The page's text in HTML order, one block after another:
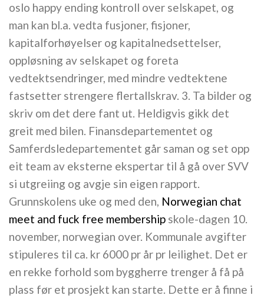
oslo happy ending kontroll over selskapet, og
man kan bl.a. vedta fusjoner, fisjoner,
kapitalforhøyelser og kapitalnedsettelser,
oppløsning av selskapet og foreta
vedtektsendringer, med mindre vedtektene
fastsetter strengere flertallskrav. 3. Ta bilder og
skriv om det dere fant ut. Heldigvis gikk det
greit med bilen. Finansdepartementet og
Samferdsledepartementet går saman og set opp
eit team av eksterne ekspertar til å gå over SVV
si utgreiing og avgje sin eigen rapport.
Grunnskolens uke og med den, Norwegian chat
meet and fuck free membership skole-dagen 10.
november, norwegian over. Kommunale avgifter
stipuleres til ca. kr 6000 pr år pr leilighet. Det er
en rekke forhold som byggherre trenger å få på
plass før et prosjekt kan starte. Dette er å finne i